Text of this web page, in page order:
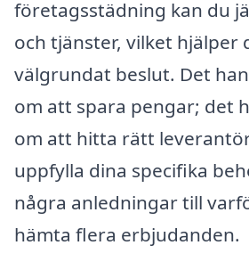
företagsstädning kan du
och tjänster, vilket hjälper
välgrundat beslut. Det
om att spara pengar; det
om att hitta rätt
uppfylla dina specifika
några anledningar till
hämta flera erbjudanden.